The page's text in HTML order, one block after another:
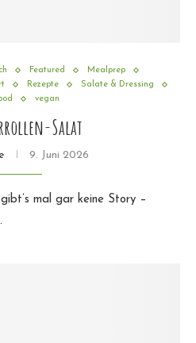
Featured
Mealprep
Rezepte
Salate & Dressing
vegan
Salat
9. Juni 2026
mal gar keine Story –